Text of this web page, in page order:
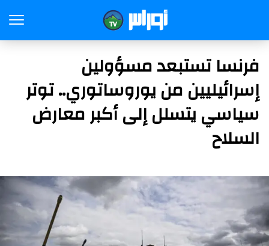
فرنسا تستبعد مسؤولين
إسرائيليين من يوروساتوري.. توتر
سياسي يتسلل إلى أكبر معارض
السلاح